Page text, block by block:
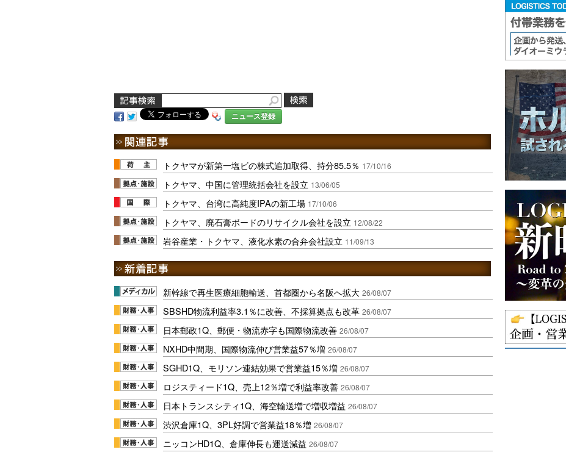
ニュース登録
トクヤマが新第一塩ビの株式追加取得、持分85.5％ 17/10/16
トクヤマ、中国に管理統括会社を設立 13/06/05
トクヤマ、台湾に高純度IPAの新工場 17/10/06
トクヤマ、廃石膏ボードのリサイクル会社を設立 12/08/22
岩谷産業・トクヤマ、液化水素の合弁会社設立 11/09/13
新幹線で再生医療細胞輸送、首都圏から名阪へ拡大 26/08/07
SBSHD物流利益率3.1％に改善、不採算拠点も改革 26/08/07
日本郵政1Q、郵便・物流赤字も国際物流改善 26/08/07
NXHD中間期、国際物流伸び営業益57％増 26/08/07
SGHD1Q、モリソン連結効果で営業益15％増 26/08/07
ロジスティード1Q、売上12％増で利益率改善 26/08/07
日本トランスシティ1Q、海空輸送増で増収増益 26/08/07
渋沢倉庫1Q、3PL好調で営業益18％増 26/08/07
ニッコンHD1Q、倉庫伸長も運送減益 26/08/07